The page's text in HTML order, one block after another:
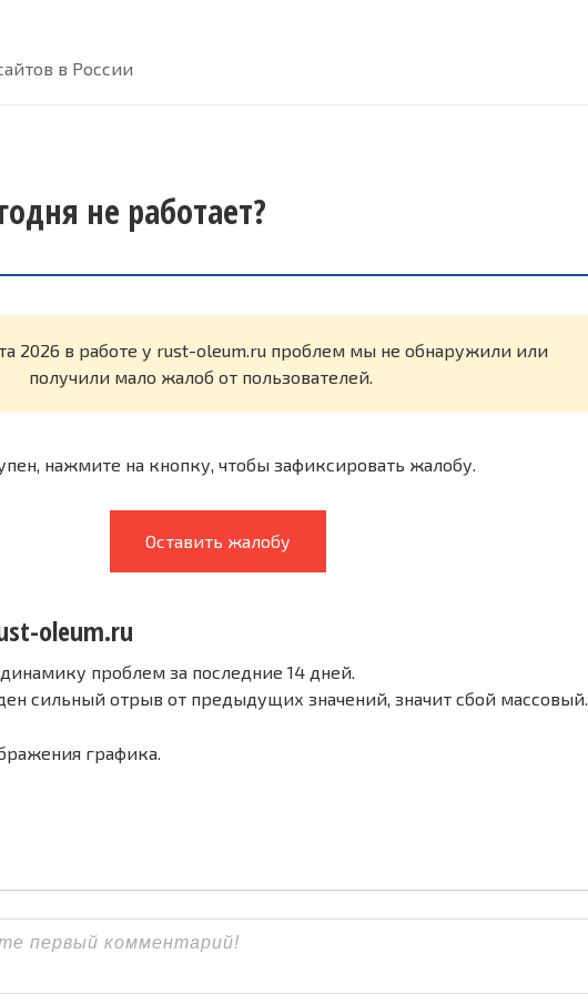
в России
не работает?
2026 в работе у rust-oleum.ru проблем мы не обнаружили или
получили мало жалоб от пользователей.
нажмите на кнопку, чтобы зафиксировать жалобу.
Оставить жалобу
oleum.ru
проблем за последние 14 дней.
сильный отрыв от предыдущих значений, значит сбой массовый.
графика.